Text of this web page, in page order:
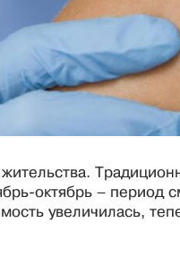
октябрь – период
увеличилась,